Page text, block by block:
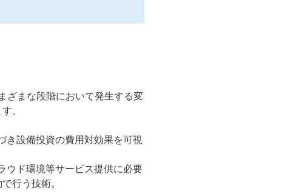
まな段階において発生する変
。
設備投資の費用対効果を可視
ド環境等サービス提供に必要
行う技術。